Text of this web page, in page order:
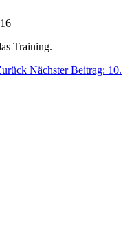
Training.
Nächster Beitrag: 10.